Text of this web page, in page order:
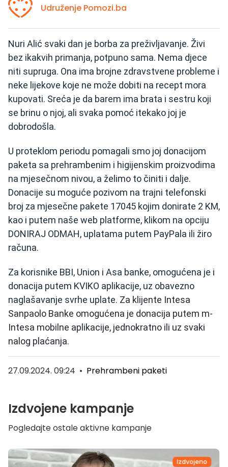
Udruženje Pomozi.ba
Nuri Alić svaki dan je borba za preživljavanje. Živi
bez ikakvih primanja, potpuno sama. Nema djece
niti supruga. Ona ima brojne zdravstvene probleme i
neke lijekove koje ne može dobiti na recept mora
kupovati. Sreća je da barem ima brata i sestru koji
se brinu o njoj, ali svaka pomoć itekako joj je
dobrodošla.
U proteklom periodu pomagali smo joj donacijom
paketa sa prehrambenim i higijenskim proizvodima
na mjesečnom nivou, a želimo to činiti i dalje.
Donacije su moguće pozivom na trajni telefonski
broj za mjesečne pakete 17045 kojim donirate 2 KM,
kao i putem naše web platforme, klikom na opciju
DONIRAJ ODMAH, uplatama putem PayPala ili žiro
računa.
Za korisnike BBI, Union i Asa banke, omogućena je i
donacija putem KVIKO aplikacije, uz obavezno
naglašavanje svrhe uplate. Za klijente Intesa
Sanpaolo Banke omogućena je donacija putem m-
Intesa mobilne aplikacije, jednokratno ili uz svaki
nalog plaćanja.
27.09.2024. 09:24 • Prehrambeni paketi
Izdvojene kampanje
Pogledajte ostale aktivne kampanje
Izdvojeno